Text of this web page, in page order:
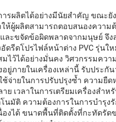
ารผลิตได้อย่างมีนัยสำคัญ ขณ
ให้ผู้ผลิตสามารถตอบสนองควา
ะขจัดข้อผิดพลาดจากมนุษย์
ดรีดโปรไฟล์หน้าต่าง PVC รุ่
ได้อย่างมั่นคง วิศวกรรมควา
ายในเครื่องเหล่านี้ รับประกั
ายในการปรับปรุงซ้ำ ความยื
เวลาในการเตรียมเครื่องส
นมัติ ความต้องการในการบำรุ
ได้ ขนาดพื้นที่ติดตั้งที่กะทัดรัด